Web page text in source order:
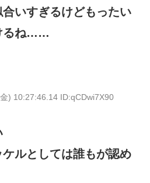
いすぎるけどもったい
るね……
) 10:27:46.14 ID:qCDwi7X90
ルとしては誰もが認め